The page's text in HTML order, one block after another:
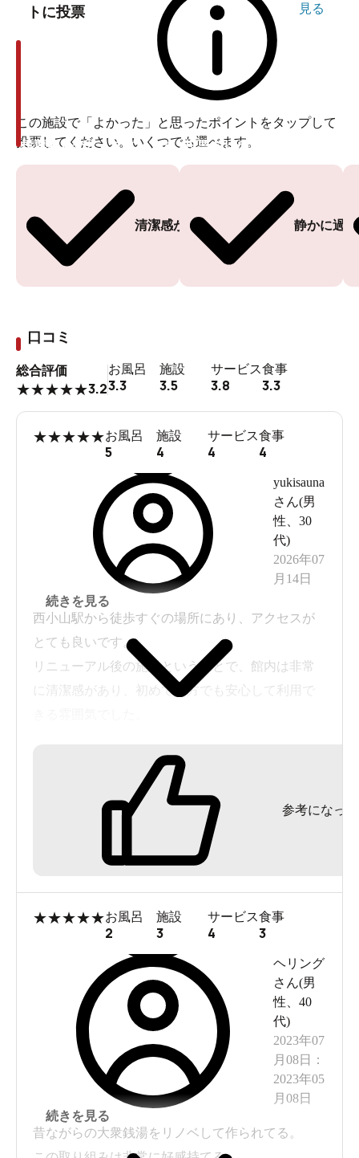
トに投票
見る
この施設で「よかった」と思ったポイントをタップして
投票してください。いくつでも選べます。
清潔感がある
投票ありがとうございます
静かに過
投票ありがとうございます
口コミ
総合評価
★★★★★3.2
お風呂
3.3
施設
3.5
サービス
3.8
食事
3.3
★★★★★お風呂
5
施設
4
サービス
4
食事
4
yukisauna
さん(男
性
30
代)
2026年07
月14日
西小山駅から徒歩すぐの場所にあり、アクセスが
とても良いです。
リニューアル後の施設ということで、館内は非常
に清潔感があり、初めての方でも安心して利用で
特にサウナは設備が充実しており、広さや温度設
定も快適で、じっくりと汗を流してリフレッシュ
することができました。水風呂の温度も丁度よ
く、休憩スペースでのんびりと過ごせるのが嬉し
いポイントです。
の方に愛されている理由がよくわかりました。
またぜひ利用させていただきたいと思います。
続きを見る
参考になった
★★★★★お風呂
2
施設
3
サービス
4
食事
3
ヘリング
さん(男
性
40
代)
2023年07
月08日
：
2023年05
月08日
昔ながらの大衆銭湯をリノベして作られてる。
続きを見る